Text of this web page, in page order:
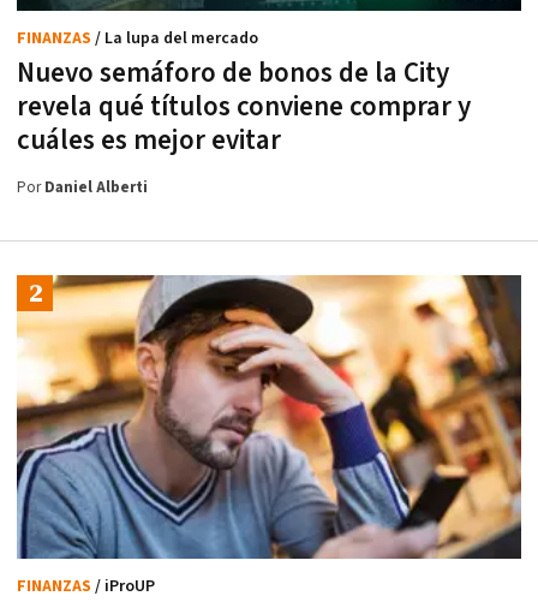
Nuevo semáforo de bonos de la City
revela qué títulos conviene comprar y
cuáles es mejor evitar
FINANZAS / La lupa del mercado
PorDaniel Alberti
FINANZAS / iProUP